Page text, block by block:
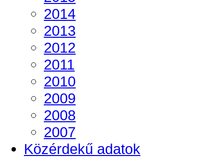
2014
2013
2012
2011
2010
2009
2008
2007
Közérdekű adatok